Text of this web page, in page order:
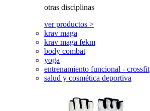
otras disciplinas
ver productos >
krav maga
krav maga fekm
body combat
yoga
entrenamiento funcional - crossfit
salud y cosmética deportiva